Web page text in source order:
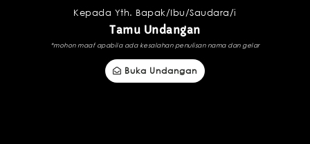
Kepada Yth. Bapak/Ibu/Saudara/i
Tamu Undangan
*mohon maaf apabila ada kesalahan penulisan nama dan gelar
Buka Undangan